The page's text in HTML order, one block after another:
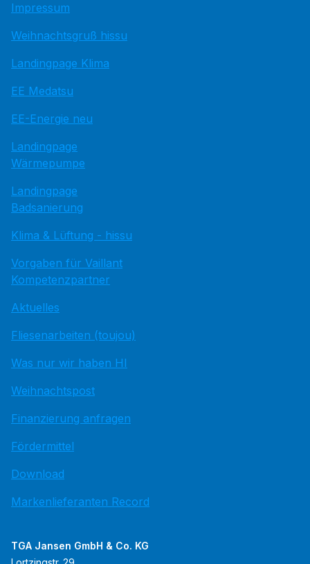
Impressum
Weihnachtsgruß hissu
Landingpage Klima
EE Medatsu
EE-Energie neu
Landingpage
Wärmepumpe
Landingpage
Badsanierung
Klima & Lüftung - hissu
Vorgaben für Vaillant
Kompetenzpartner
Aktuelles
Fliesenarbeiten (toujou)
Was nur wir haben HI
Weihnachtspost
Finanzierung anfragen
Fördermittel
Download
Markenlieferanten Record
TGA Jansen GmbH & Co. KG